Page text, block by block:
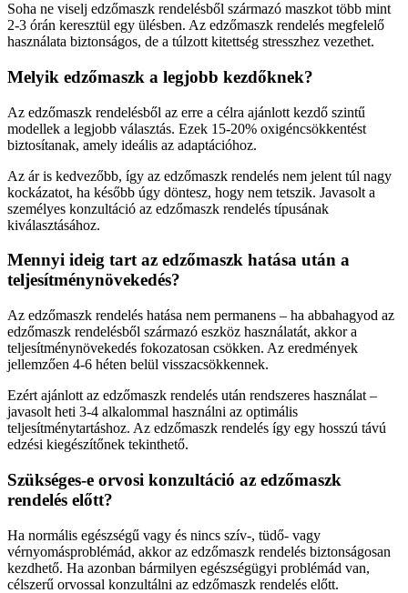
Soha ne viselj edzőmaszk rendelésből származó maszkot több mint
2-3 órán keresztül egy ülésben. Az edzőmaszk rendelés megfelelő
használata biztonságos, de a túlzott kitettség stresszhez vezethet.
Melyik edzőmaszk a legjobb kezdőknek?
Az edzőmaszk rendelésből az erre a célra ajánlott kezdő szintű
modellek a legjobb választás. Ezek 15-20% oxigéncsökkentést
biztosítanak, amely ideális az adaptációhoz.
Az ár is kedvezőbb, így az edzőmaszk rendelés nem jelent túl nagy
kockázatot, ha később úgy döntesz, hogy nem tetszik. Javasolt a
személyes konzultáció az edzőmaszk rendelés típusának
kiválasztásához.
Mennyi ideig tart az edzőmaszk hatása után a
teljesítménynövekedés?
Az edzőmaszk rendelés hatása nem permanens – ha abbahagyod az
edzőmaszk rendelésből származó eszköz használatát, akkor a
teljesítménynövekedés fokozatosan csökken. Az eredmények
jellemzően 4-6 héten belül visszacsökkennek.
Ezért ajánlott az edzőmaszk rendelés után rendszeres használat –
javasolt heti 3-4 alkalommal használni az optimális
teljesítménytartáshoz. Az edzőmaszk rendelés így egy hosszú távú
edzési kiegészítőnek tekinthető.
Szükséges-e orvosi konzultáció az edzőmaszk
rendelés előtt?
Ha normális egészségű vagy és nincs szív-, tüdő- vagy
vérnyomásproblémád, akkor az edzőmaszk rendelés biztonságosan
kezdhető. Ha azonban bármilyen egészségügyi problémád van,
célszerű orvossal konzultálni az edzőmaszk rendelés előtt.